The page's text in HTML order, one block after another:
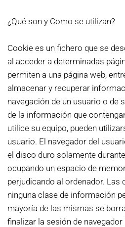
¿Qué son y Como se utilizan?
Cookie es un fichero que se
al acceder a determinadas
permiten a una página web,
almacenar y recuperar
navegación de un usuario o de
de la información que
utilice su equipo, pueden
usuario. El navegador del
el disco duro solamente
ocupando un espacio de
perjudicando al ordenador. Las
ninguna clase de información
mayoría de las mismas se
finalizar la sesión de